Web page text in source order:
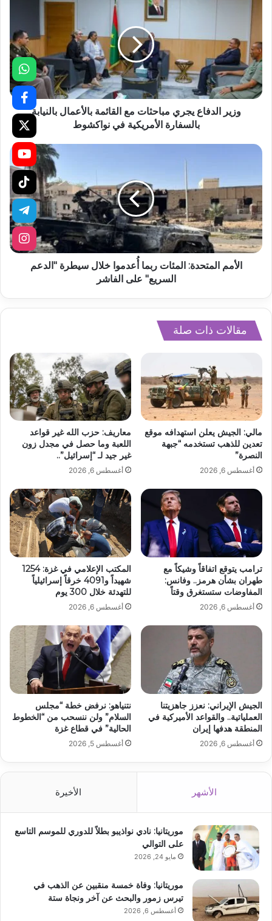
وزير الدفاع يجري مباحثات مع القائمة بالأعمال بالنيابة
بالسفارة الأمريكية في نواكشوط
الأمم المتحدة: المئات ربما أُعدموا خلال سيطرة "الدعم
السريع" على الفاشر
مقالات ذات صلة
مالي: الجيش يعلن استهدافه موقع
تعدين للذهب تستخدمه “جبهة
النصرة”
أغسطس 6, 2026
معاريف: حزب الله غير قواعد
اللعبة وما حصل في مجدل زون
غير جيد لـ “إسرائيل”..
أغسطس 6, 2026
ترامب يتوقع اتفاقاً وشيكاً مع
طهران بشأن هرمز.. وفانس:
المفاوضات ستستغرق وقتاً
أغسطس 6, 2026
المكتب الإعلامي في غزة: 1254
شهيداً و4091 خرقاً إسرائيلياً
للتهدئة خلال 300 يوم
أغسطس 6, 2026
الجيش الإيراني: نعزز جاهزيتنا
العملياتية.. والقواعد الأميركية في
المنطقة هدفها إيران
أغسطس 6, 2026
نتنياهو: نرفض خطة “مجلس
السلام” ولن ننسحب من “الخطوط
الحالية” في قطاع غزة
أغسطس 5, 2026
الأشهر الأخيرة
موريتانيا: نادي نواذيبو بطلاً للدوري للموسم التاسع
على التوالي
مايو 24, 2026
موريتانيا: وفاة خمسة منقبين عن الذهب في
تيرس زمور والبحث عن آخر ونجاة ستة
أغسطس 6, 2026